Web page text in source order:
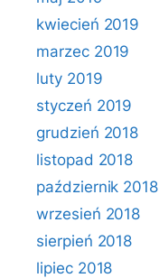
kwiecień 2019
marzec 2019
luty 2019
styczeń 2019
grudzień 2018
listopad 2018
październik 2018
wrzesień 2018
sierpień 2018
lipiec 2018